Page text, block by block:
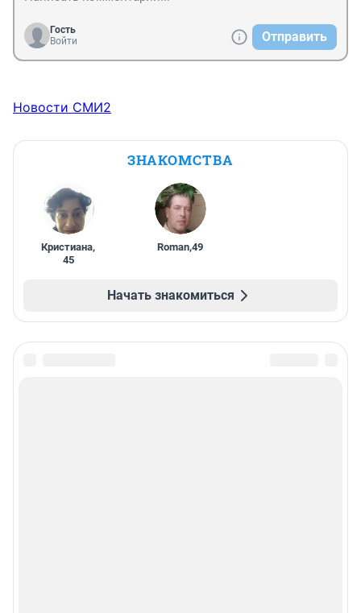
Гость
Войти
Отправить
Новости СМИ2
ЗНАКОМСТВА
Кристиана,
45
Roman,49
Начать знакомиться